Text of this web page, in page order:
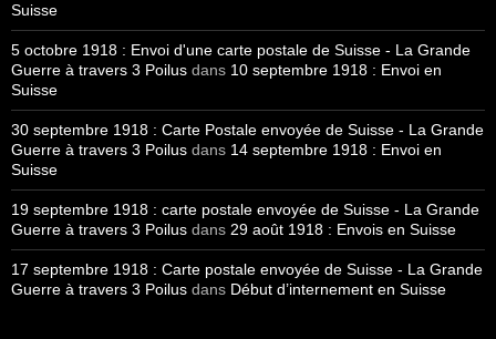
Suisse
5 octobre 1918 : Envoi d'une carte postale de Suisse - La Grande
Guerre à travers 3 Poilus dans 10 septembre 1918 : Envoi en
Suisse
30 septembre 1918 : Carte Postale envoyée de Suisse - La Grande
Guerre à travers 3 Poilus dans 14 septembre 1918 : Envoi en
Suisse
19 septembre 1918 : carte postale envoyée de Suisse - La Grande
Guerre à travers 3 Poilus dans 29 août 1918 : Envois en Suisse
17 septembre 1918 : Carte postale envoyée de Suisse - La Grande
Guerre à travers 3 Poilus dans Début d’internement en Suisse